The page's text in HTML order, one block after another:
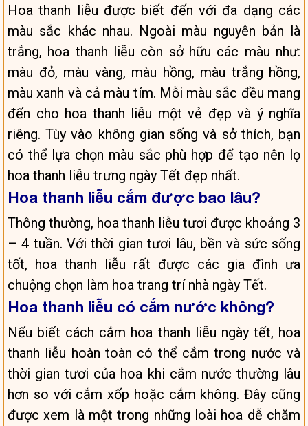
Hoa thanh liễu được biết đến với đa dạng các
màu sắc khác nhau. Ngoài màu nguyên bản là
trắng, hoa thanh liễu còn sở hữu các màu như:
màu đỏ, màu vàng, màu hồng, màu trắng hồng,
màu xanh và cả màu tím. Mỗi màu sắc đều mang
đến cho hoa thanh liễu một vẻ đẹp và ý nghĩa
riêng. Tùy vào không gian sống và sở thích, bạn
có thể lựa chọn màu sắc phù hợp để tạo nên lọ
hoa thanh liễu trưng ngày Tết đẹp nhất.
Hoa thanh liễu cắm được bao lâu?
Thông thường, hoa thanh liễu tươi được khoảng 3
– 4 tuần. Với thời gian tươi lâu, bền và sức sống
tốt, hoa thanh liễu rất được các gia đình ưa
chuộng chọn làm hoa trang trí nhà ngày Tết.
Hoa thanh liễu có cắm nước không?
Nếu biết cách cắm hoa thanh liễu ngày tết, hoa
thanh liễu hoàn toàn có thể cắm trong nước và
thời gian tươi của hoa khi cắm nước thường lâu
hơn so với cắm xốp hoặc cắm không. Đây cũng
được xem là một trong những loài hoa dễ chăm